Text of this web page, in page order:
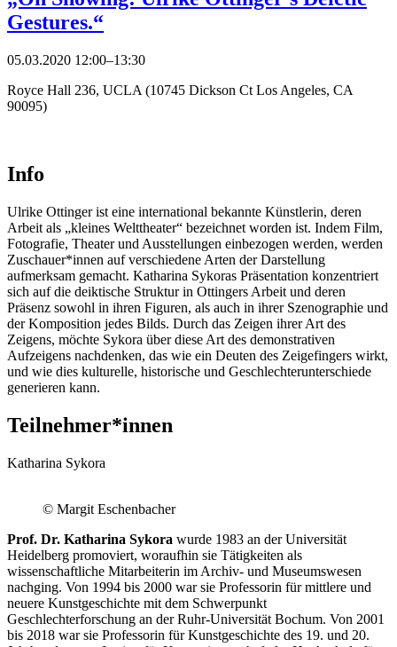
Gestures.“
05.03.2020 12:00–13:30
Royce Hall 236, UCLA (10745 Dickson Ct Los Angeles, CA
90095)
Info
Ulrike Ottinger ist eine international bekannte Künstlerin, deren
Arbeit als „kleines Welttheater“ bezeichnet worden ist. Indem Film,
Fotografie, Theater und Ausstellungen einbezogen werden, werden
Zuschauer*innen auf verschiedene Arten der Darstellung
aufmerksam gemacht. Katharina Sykoras Präsentation konzentriert
sich auf die deiktische Struktur in Ottingers Arbeit und deren
Präsenz sowohl in ihren Figuren, als auch in ihrer Szenographie und
der Komposition jedes Bilds. Durch das Zeigen ihrer Art des
Zeigens, möchte Sykora über diese Art des demonstrativen
Aufzeigens nachdenken, das wie ein Deuten des Zeigefingers wirkt,
und wie dies kulturelle, historische und Geschlechterunterschiede
generieren kann.
Teilnehmer*innen
Katharina Sykora
© Margit Eschenbacher
Prof. Dr. Katharina Sykora wurde 1983 an der Universität
Heidelberg promoviert, woraufhin sie Tätigkeiten als
wissenschaftliche Mitarbeiterin im Archiv- und Museumswesen
nachging. Von 1994 bis 2000 war sie Professorin für mittlere und
neuere Kunstgeschichte mit dem Schwerpunkt
Geschlechterforschung an der Ruhr-Universität Bochum. Von 2001
bis 2018 war sie Professorin für Kunstgeschichte des 19. und 20.